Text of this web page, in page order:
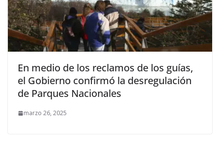
En medio de los reclamos de los guías,
el Gobierno confirmó la desregulación
de Parques Nacionales
marzo 26, 2025